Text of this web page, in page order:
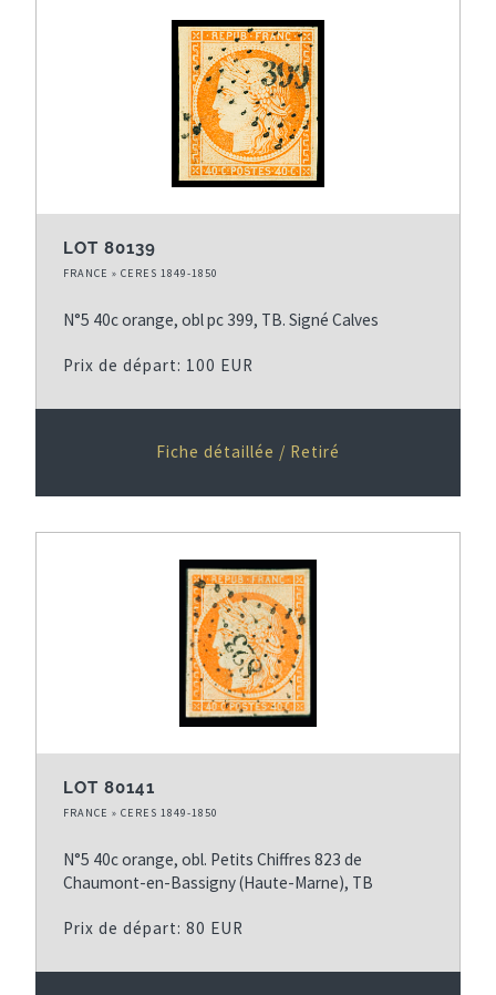
LOT 80139
FRANCE » CERES 1849-1850
N°5 40c orange, obl pc 399, TB. Signé Calves
Prix de départ: 100 EUR
Fiche détaillée / Retiré
LOT 80141
FRANCE » CERES 1849-1850
N°5 40c orange, obl. Petits Chiffres 823 de
Chaumont-en-Bassigny (Haute-Marne), TB
Prix de départ: 80 EUR